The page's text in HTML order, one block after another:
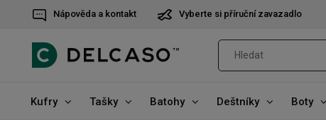
Nápověda a kontakt Vyberte si příruční zavazadlo
Kufry Tašky Batohy Deštníky Boty